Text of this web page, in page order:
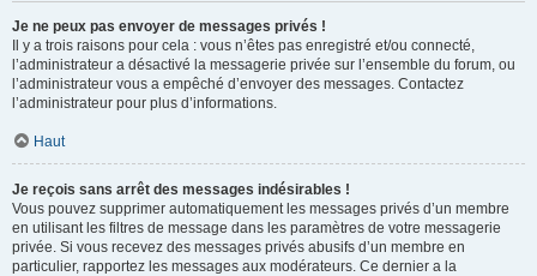
Je ne peux pas envoyer de messages privés !
Il y a trois raisons pour cela : vous n’êtes pas enregistré et/ou connecté,
l’administrateur a désactivé la messagerie privée sur l’ensemble du forum, ou
l’administrateur vous a empêché d’envoyer des messages. Contactez
l’administrateur pour plus d’informations.
Haut
Je reçois sans arrêt des messages indésirables !
Vous pouvez supprimer automatiquement les messages privés d’un membre
en utilisant les filtres de message dans les paramètres de votre messagerie
privée. Si vous recevez des messages privés abusifs d’un membre en
particulier, rapportez les messages aux modérateurs. Ce dernier a la